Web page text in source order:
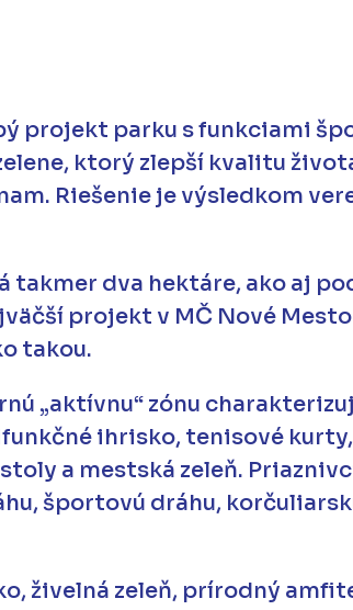
projekt parku s funkciami
ktorý zlepší kvalitu
Riešenie je výsledkom
takmer dva hektáre, ako aj
projekt v MČ Nové Mesto
takou.
„aktívnu“ zónu
ihrisko, tenisové
a mestská zeleň.
športovú dráhu,
živelná zeleň, prírodný